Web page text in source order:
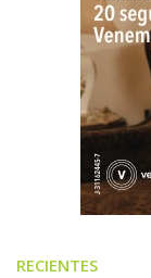
RECIENTES